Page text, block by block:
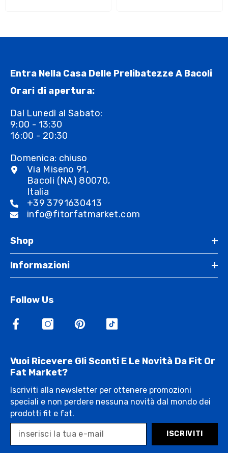
Entra Nella Casa Delle Prelibatezze A Bacoli
Orari di apertura:
Dal Lunedì al Sabato:
9:00 - 13:30
16:00 - 20:30
Domenica: chiuso
Via Miseno 91,
Bacoli (NA) 80070,
Italia
+39 3791630413
info@fitorfatmarket.com
Shop
Informazioni
Follow Us
Vuoi Ricevere Gli Sconti E Le Novità Da Fit Or
Fat Market?
Iscriviti alla newsletter per ottenere promozioni
speciali e non perdere nessuna novità dal mondo dei
prodotti fit e fat.
ISCRIVITI